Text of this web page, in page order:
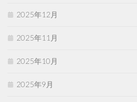
2025年12月
2025年11月
2025年10月
2025年9月